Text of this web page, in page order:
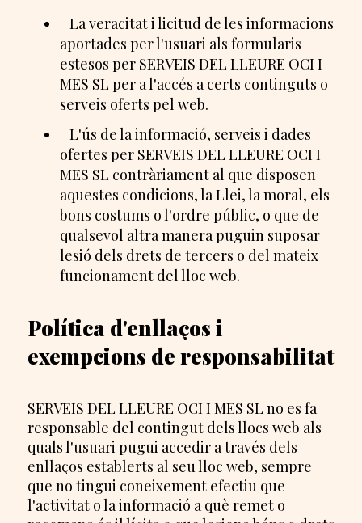
La veracitat i licitud de les informacions
aportades per l'usuari als formularis
estesos per SERVEIS DEL LLEURE OCI I
MES SL per a l'accés a certs continguts o
serveis oferts pel web.
L'ús de la informació, serveis i dades
ofertes per SERVEIS DEL LLEURE OCI I
MES SL contràriament al que disposen
aquestes condicions, la Llei, la moral, els
bons costums o l'ordre públic, o que de
qualsevol altra manera puguin suposar
lesió dels drets de tercers o del mateix
funcionament del lloc web.
Política d'enllaços i
exempcions de responsabilitat
SERVEIS DEL LLEURE OCI I MES SL no es fa
responsable del contingut dels llocs web als
quals l'usuari pugui accedir a través dels
enllaços establerts al seu lloc web, sempre
que no tingui coneixement efectiu que
l'activitat o la informació a què remet o